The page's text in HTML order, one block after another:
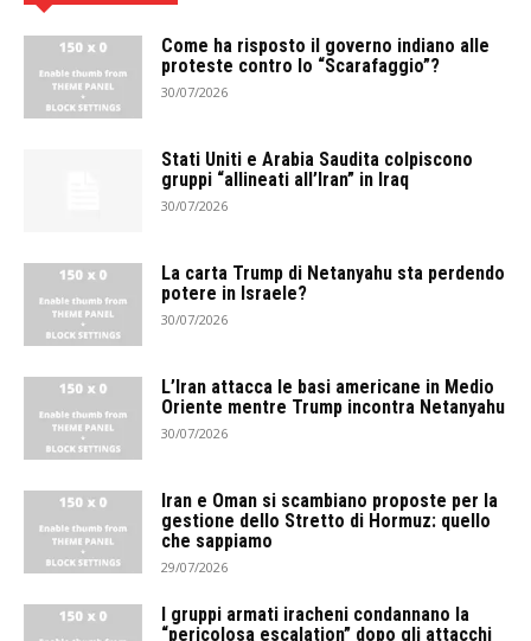
Come ha risposto il governo indiano alle
proteste contro lo “Scarafaggio”?
30/07/2026
Stati Uniti e Arabia Saudita colpiscono
gruppi “allineati all’Iran” in Iraq
30/07/2026
La carta Trump di Netanyahu sta perdendo
potere in Israele?
30/07/2026
L’Iran attacca le basi americane in Medio
Oriente mentre Trump incontra Netanyahu
30/07/2026
Iran e Oman si scambiano proposte per la
gestione dello Stretto di Hormuz: quello
che sappiamo
29/07/2026
I gruppi armati iracheni condannano la
“pericolosa escalation” dopo gli attacchi